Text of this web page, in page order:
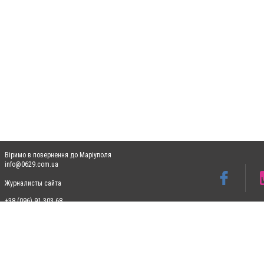
Віримо в повернення до Маріуполя
info@0629.com.ua
Журналисты сайта
+38 (096) 91 303 68